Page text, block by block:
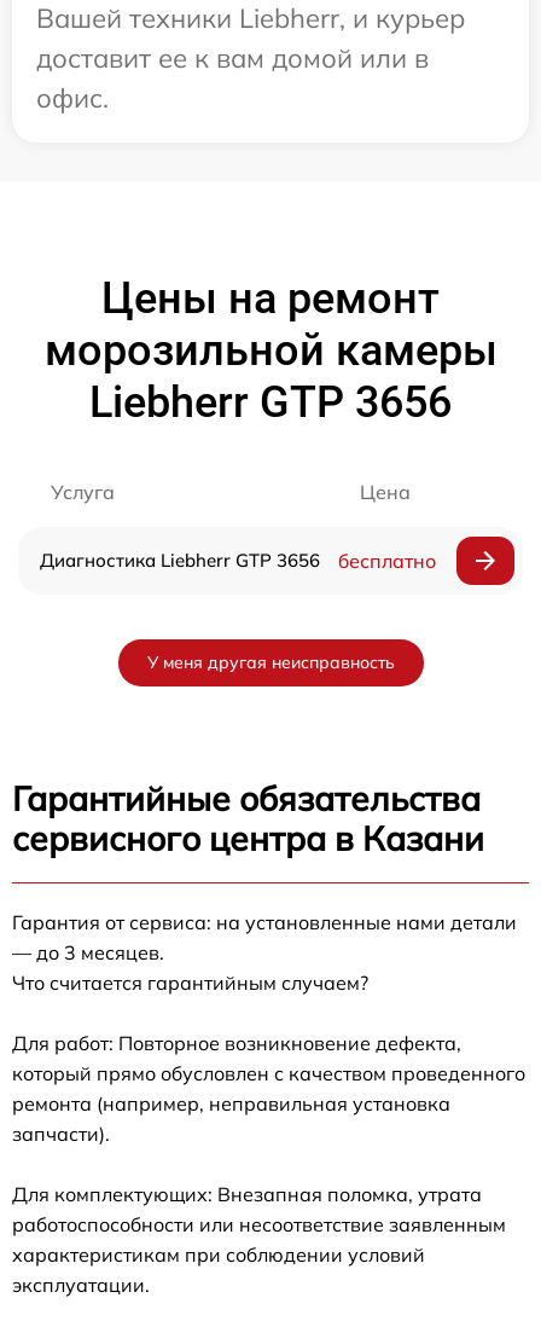
Вашей техники Liebherr, и курьер
доставит ее к вам домой или в
офис.
Цены на ремонт
морозильной камеры
Liebherr GTP 3656
Услуга Цена
Диагностика Liebherr GTP 3656 бесплатно
У меня другая неисправность
Гарантийные обязательства
сервисного центра в Казани
Гарантия от сервиса: на установленные нами детали
— до 3 месяцев.
Что считается гарантийным случаем?
Для работ: Повторное возникновение дефекта,
который прямо обусловлен с качеством проведенного
ремонта (например, неправильная установка
запчасти).
Для комплектующих: Внезапная поломка, утрата
работоспособности или несоответствие заявленным
характеристикам при соблюдении условий
эксплуатации.